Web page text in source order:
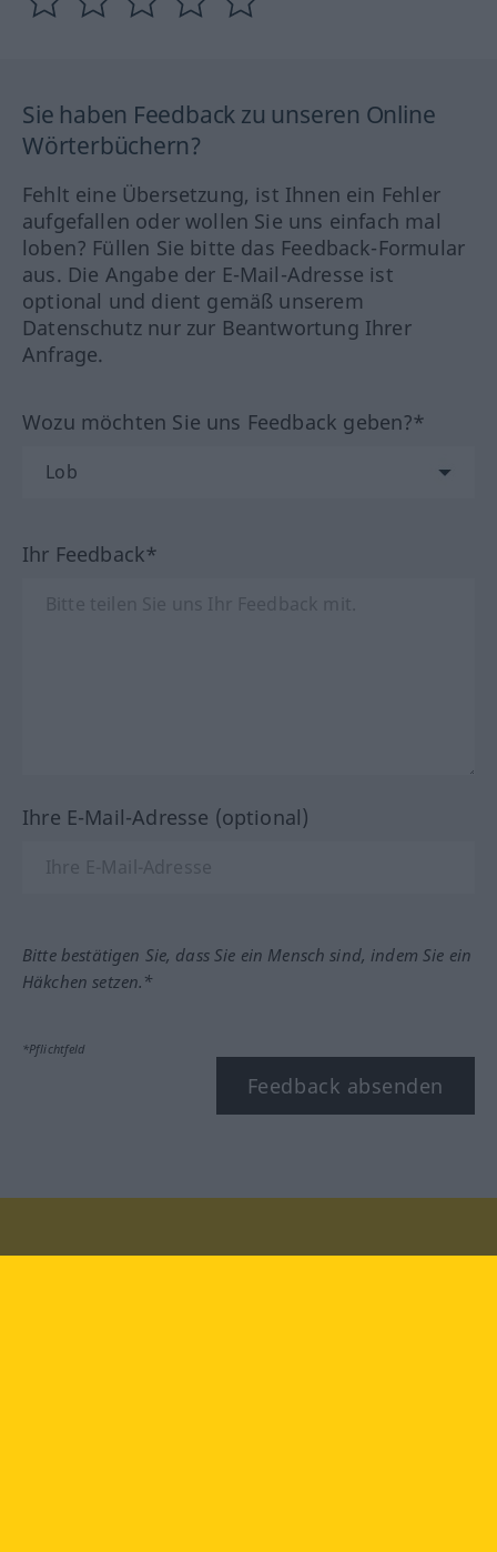
Sie haben Feedback zu unseren Online
Wörterbüchern?
Fehlt eine Übersetzung, ist Ihnen ein Fehler
aufgefallen oder wollen Sie uns einfach mal
loben? Füllen Sie bitte das Feedback-Formular
aus. Die Angabe der E-Mail-Adresse ist
optional und dient gemäß unserem
Datenschutz nur zur Beantwortung Ihrer
Anfrage.
Wozu möchten Sie uns Feedback geben?*
Ihr Feedback*
Ihre E-Mail-Adresse (optional)
Bitte bestätigen Sie, dass Sie ein Mensch sind, indem Sie ein
Häkchen setzen.*
*Pflichtfeld
Feedback absenden